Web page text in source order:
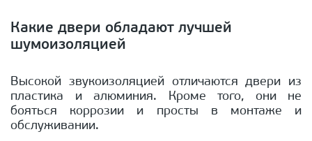
Какие двери обладают лучшей
шумоизоляцией
Высокой звукоизоляцией отличаются двери из
пластика и алюминия. Кроме того, они не
бояться коррозии и просты в монтаже и
обслуживании.